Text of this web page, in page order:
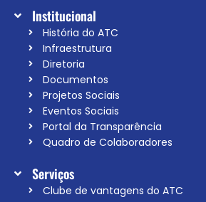
Institucional
História do ATC
Infraestrutura
Diretoria
Documentos
Projetos Sociais
Eventos Sociais
Portal da Transparência
Quadro de Colaboradores
Serviços
Clube de vantagens do ATC